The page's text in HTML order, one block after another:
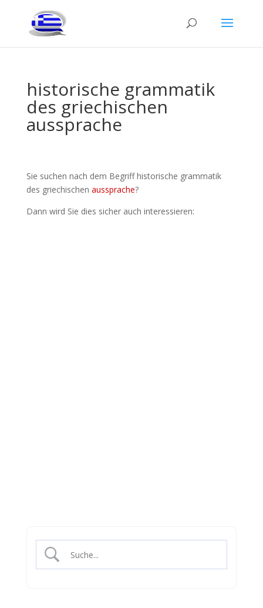
historische grammatik
des griechischen
aussprache
Sie suchen nach dem Begriff historische grammatik
des griechischen aussprache?
Dann wird Sie dies sicher auch interessieren: